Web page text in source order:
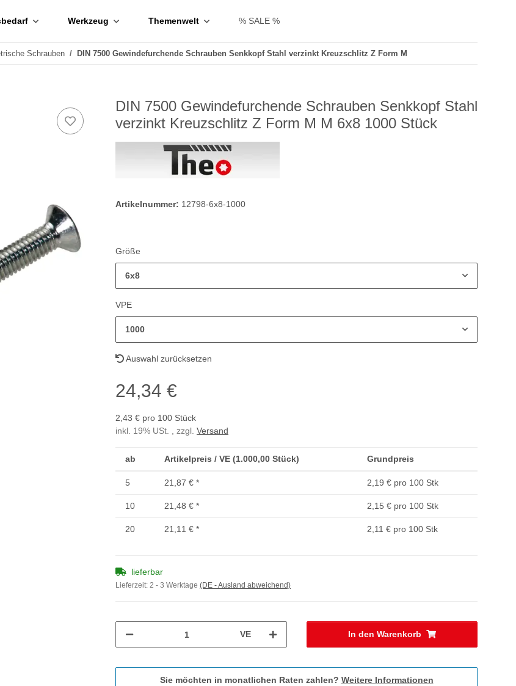
Werkzeug Themenwelt % SALE %
Schrauben DIN 7500 Gewindefurchende Schrauben Senkkopf Stahl verzinkt Kreuzschlitz Z Form M
DIN 7500 Gewindefurchende Schrauben Senkkopf Stahl
verzinkt Kreuzschlitz Z Form M M 6x8 1000 Stück
Artikelnummer: 12798-6x8-1000
Größe
6x8
VPE
1000
Auswahl zurücksetzen
24,34 €
2,43 € pro 100 Stück
inkl. 19% USt. , zzgl. Versand
ab Artikelpreis / VE (1.000,00 Stück) Grundpreis
5 21,87 € * 2,19 € pro 100 Stk
10 21,48 € * 2,15 € pro 100 Stk
20 21,11 € * 2,11 € pro 100 Stk
lieferbar
Lieferzeit: 2 - 3 Werktage (DE - Ausland abweichend)
VE In den Warenkorb
Sie möchten in monatlichen Raten zahlen? Weitere Informationen